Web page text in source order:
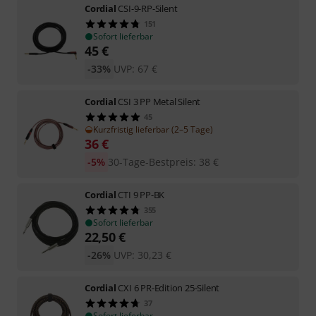
Cordial CSI-9-RP-Silent
151
Sofort lieferbar
45€
UVP: 67 €
-33%
Cordial CSI 3 PP Metal Silent
45
Kurzfristig lieferbar (2–5 Tage)
36€
30-Tage-Bestpreis: 38 €
-5%
Cordial CTI 9 PP-BK
355
Sofort lieferbar
22,50€
UVP: 30,23 €
-26%
Cordial CXI 6 PR-Edition 25-Silent
37